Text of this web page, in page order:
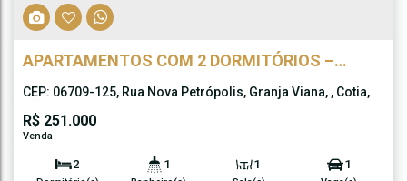
APARTAMENTOS COM 2 DORMITÓRIOS –
RESIDENCIAL ESPLÊNDIDA NOVA GRANJA,
R$ 251.000
CEP: 06709-125, Rua Nova Petrópolis, Granja Viana , Cotia,
2 1 1 1